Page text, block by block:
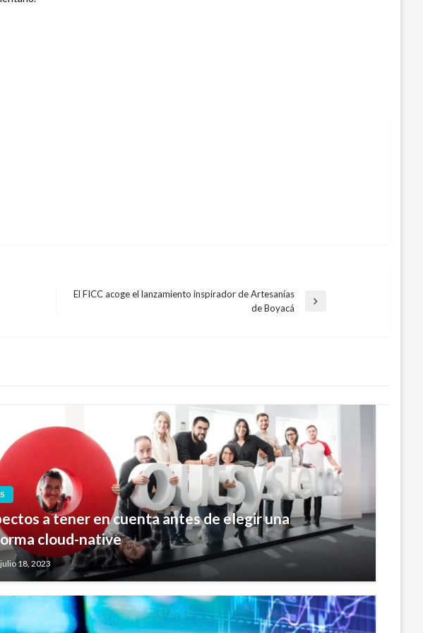
El FICC acoge el lanzamiento inspirador de Artesanías
de Boyacá
a tener en cuenta antes de elegir una
cloud-native
julio 18, 2023